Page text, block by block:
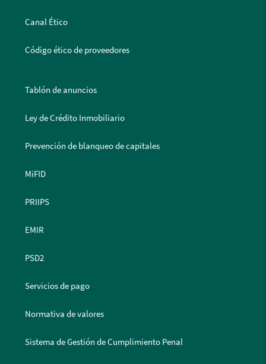
Canal Ético
Código ético de proveedores
Tablón de anuncios
Ley de Crédito Inmobiliario
Prevención de blanqueo de capitales
MiFID
PRIIPS
EMIR
PSD2
Servicios de pago
Normativa de valores
Sistema de Gestión de Cumplimiento Penal